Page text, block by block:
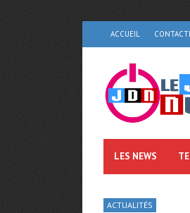
ACCUEIL
LES NEWS
ACTUALITÉS